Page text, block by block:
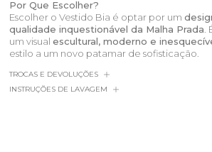
Por Que Escolher?
Escolher o Vestido Bia é optar por um
qualidade inquestionável da Malha Prada.
um visualescultural, moderno e
estilo a um novo patamar de sofisticação.
TROCAS E DEVOLUÇÕES
INSTRUÇÕES DE LAVAGEM